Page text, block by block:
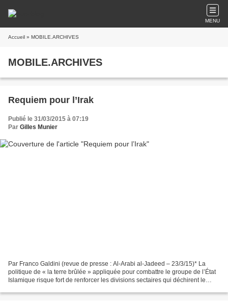
MENU
Accueil » MOBILE.ARCHIVES
MOBILE.ARCHIVES
Requiem pour l’Irak
Publié le 31/03/2015 à 07:19
Par Gilles Munier
Par Franco Galdini (revue de presse : Al-Arabi al-Jadeed – 23/3/15)* La
politique de « la terre brûlée » appliquée pour combattre le groupe de l’État
Islamique risque fort de renforcer les divisions sectaires qui déchirent le